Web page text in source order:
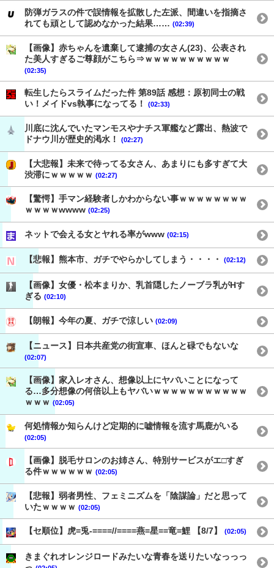
防弾ガラスの件で誤情報を拡散した左派、間違いを指摘さ
れても頑として認めなかった結果…… (02:39)
【画像】赤ちゃんを遺棄して逮捕の女さん(23)、公表され
た美人すぎるご尊顔がこちら⇒ｗｗｗｗｗｗｗｗｗｗ
(02:35)
転生したらスライムだった件 第89話 感想：原初同士の戦
い！メイドvs執事になってる！
(02:33)
川底に沈んでいたマンモスやナチス軍艦など露出、熱波で
ドナウ川が歴史的渇水！
(02:27)
【大悲報】未来で待ってる女さん、あまりにも多すぎて大
渋滞にｗｗｗｗｗ (02:27)
【驚愕】手マン経験者しかわからない事ｗｗｗｗｗｗｗｗ
ｗｗｗｗwwww (02:25)
ネットで会える女とヤれる率がwww (02:15)
【悲報】熊本市、ガチでやらかしてしまう・・・・ (02:12)
【画像】女優・松本まりか、乳首隠したノーブラ乳がHす
ぎる (02:10)
【朗報】今年の夏、ガチで涼しい (02:09)
【ニュース】日本共産党の街宣車、ほんと碌でもないな
(02:07)
【画像】家入レオさん、想像以上にヤバいことになって
る…多分想像の何倍以上もヤバいｗｗｗｗｗｗｗｗｗｗｗ
ｗｗｗ (02:05)
何処情報か知らんけど定期的に嘘情報を流す馬鹿がいる
(02:05)
【画像】脱毛サロンのお姉さん、特別サービスがエ□すぎ
る件ｗｗｗｗｗｗ (02:05)
【悲報】弱者男性、フェミニズムを「陰謀論」だと思って
いたｗｗｗｗ (02:05)
【セ順位】虎=兎-====//====燕=星==竜=鯉 【8/7】 (02:05)
きまぐれオレンジロードみたいな青春を送りたいなっっっ